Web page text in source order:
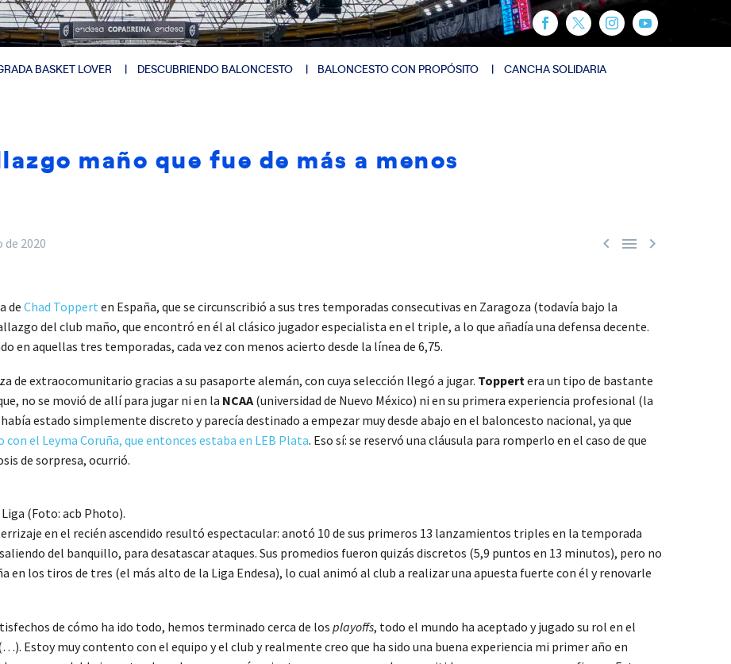
BASKET LOVER DESCUBRIENDO BALONCESTO BALONCESTO CON PROPÓSITO CANCHA SOLIDARIA
maño que fue de más a menos
  
de 2020
de Chad Toppert en España, que se circunscribió a sus tres temporadas consecutivas en Zaragoza (todavía bajo la
del club maño, que encontró en él al clásico jugador especialista en el triple, a lo que añadía una defensa decente.
en aquellas tres temporadas, cada vez con menos acierto desde la línea de 6,75.
de extraocomunitario gracias a su pasaporte alemán, con cuya selección llegó a jugar. Toppert era un tipo de bastante
no se movió de allí para jugar ni en la NCAA (universidad de Nuevo México) ni en su primera experiencia profesional (la
estado simplemente discreto y parecía destinado a empezar muy desde abajo en el baloncesto nacional, ya que
el Leyma Coruña, que entonces estaba en LEB Plata. Eso sí: se reservó una cláusula para romperlo en el caso de que
de sorpresa, ocurrió.
(Foto: acb Photo).
en el recién ascendido resultó espectacular: anotó 10 de sus primeros 13 lanzamientos triples en la temporada
del banquillo, para desatascar ataques. Sus promedios fueron quizás discretos (5,9 puntos en 13 minutos), pero no
en los tiros de tres (el más alto de la Liga Endesa), lo cual animó al club a realizar una apuesta fuerte con él y renovarle
de cómo ha ido todo, hemos terminado cerca de los playoffs, todo el mundo ha aceptado y jugado su rol en el
Estoy muy contento con el equipo y el club y realmente creo que ha sido una buena experiencia mi primer año en